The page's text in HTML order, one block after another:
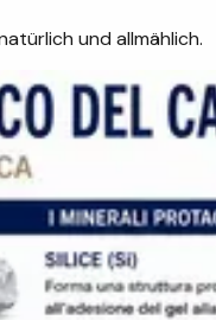
und allmählich.